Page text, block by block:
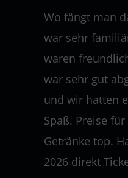
Wo fängt man
war sehr
waren
war sehr gut
und wir hatten
Spaß. Preise
Getränke top.
2026 direkt